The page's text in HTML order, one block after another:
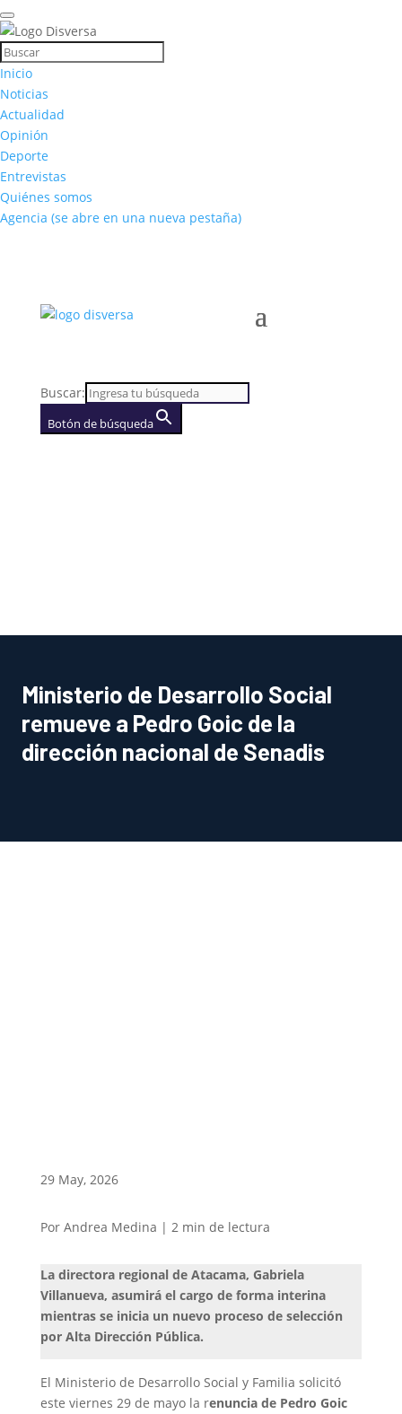
Inicio
Noticias
Actualidad
Opinión
Deporte
Entrevistas
Quiénes somos
Agencia (se abre en una nueva pestaña)
Buscar:
Botón de búsqueda
Ministerio de Desarrollo Social
remueve a Pedro Goic de la
dirección nacional de Senadis
29 May, 2026
Por Andrea Medina | 2 min de lectura
La directora regional de Atacama, Gabriela
Villanueva, asumirá el cargo de forma interina
mientras se inicia un nuevo proceso de selección
por Alta Dirección Pública.
El Ministerio de Desarrollo Social y Familia solicitó
este viernes 29 de mayo la renuncia de Pedro Goic